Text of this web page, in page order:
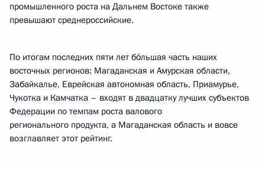
промышленного роста на Дальнем Востоке также
превышают среднероссийские.
По итогам последних пяти лет бо́льшая часть наших
восточных регионов: Магаданская и Амурская области,
Забайкалье, Еврейская автономная область, Приамурье,
Чукотка и Камчатка – входят в двадцатку лучших субъектов
Федерации по темпам роста валового
регионального продукта, а Магаданская область и вовсе
возглавляет этот рейтинг.